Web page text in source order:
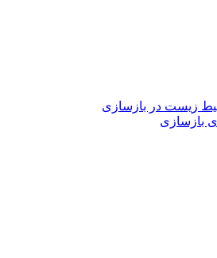
زیست در بازسازی
بازسازی